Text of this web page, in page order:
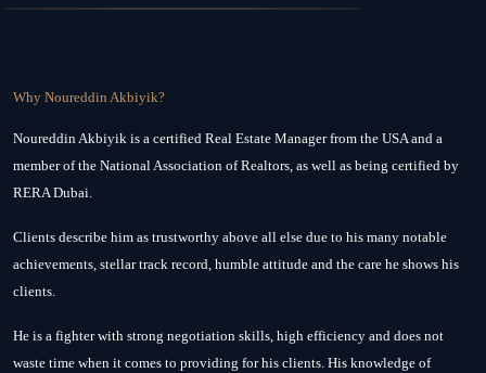
Why Noureddin Akbiyik?
Noureddin Akbiyik is a certified Real Estate Manager from the USA and a
member of the National Association of Realtors, as well as being certified by
RERA Dubai.
Clients describe him as trustworthy above all else due to his many notable
achievements, stellar track record, humble attitude and the care he shows his
clients.
He is a fighter with strong negotiation skills, high efficiency and does not
waste time when it comes to providing for his clients. His knowledge of